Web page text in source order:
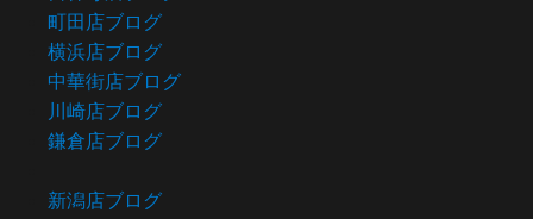
町田店ブログ
横浜店ブログ
中華街店ブログ
川崎店ブログ
鎌倉店ブログ
新潟店ブログ